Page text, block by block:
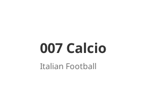
007 Calcio
Italian Football